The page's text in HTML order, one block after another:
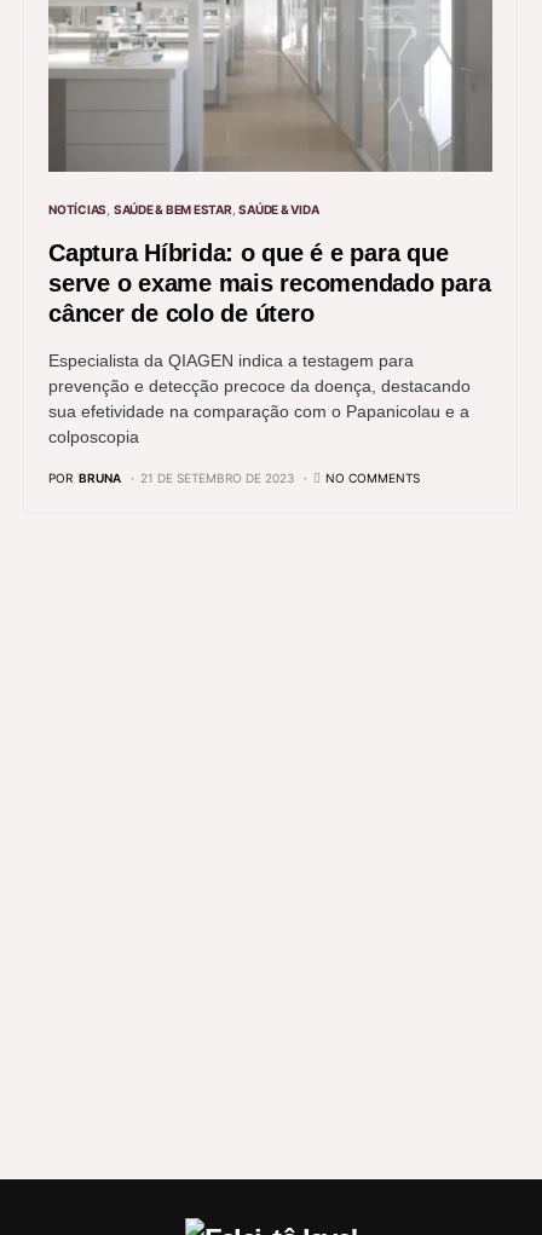
NOTÍCIAS SAÚDE & BEM ESTAR SAÚDE & VIDA
Captura Híbrida: o que é e para que
serve o exame mais recomendado para
câncer de colo de útero
Especialista da QIAGEN indica a testagem para
prevenção e detecção precoce da doença, destacando
sua efetividade na comparação com o Papanicolau e a
colposcopia
POR BRUNA 21 DE SETEMBRO DE 2023 NO COMMENTS